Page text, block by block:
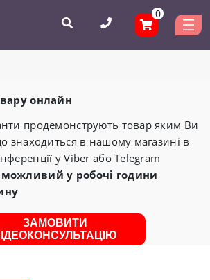
0
онлайн
продемонструють товар яким Ви
знаходиться в нашому магазині в
у Viber або Telegram
у робочі години
ЗАМОВИТИ